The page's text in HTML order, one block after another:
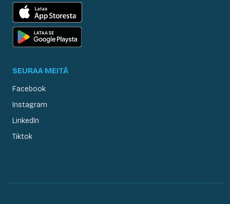
SEURAA MEITÄ
Facebook
Instagram
LinkedIn
Tiktok